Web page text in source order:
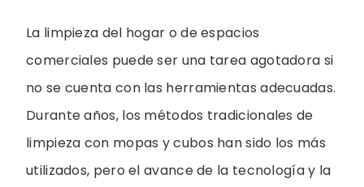
La limpieza del hogar o de espacios
comerciales puede ser una tarea agotadora si
no se cuenta con las herramientas adecuadas.
Durante años, los métodos tradicionales de
limpieza con mopas y cubos han sido los más
utilizados, pero el avance de la tecnología y la